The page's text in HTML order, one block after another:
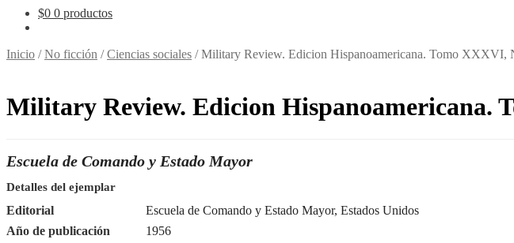
$0 0 productos
Inicio /No ficción /Ciencias sociales /Military Review. Edicion Hispanoamericana. Tomo XXXVI,
Military Review. Edicion Hispanoamericana.
Escuela de Comando y Estado Mayor
Detalles del ejemplar
Editorial
Escuela de Comando y Estado Mayor, Estados Unidos
Año de publicación
1956